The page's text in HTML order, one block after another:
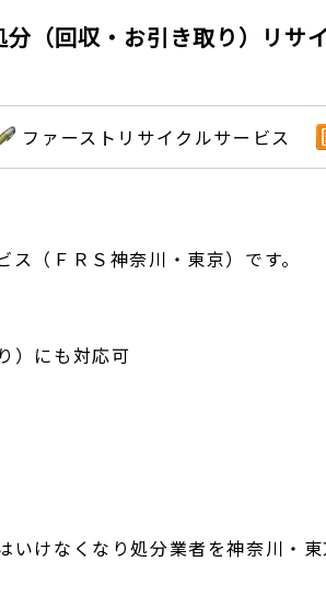
分（回収・お引き取り）リ
ファーストリサイクルサービス
（ＦＲＳ神奈川・東京）です。
）にも対応可
いけなくなり処分業者を神奈川・東